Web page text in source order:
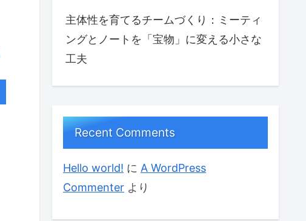
主体性を育てるチームづくり：ミーティ
ングとノートを「宝物」に変える小さな
工夫
Recent Comments
Hello world! に A WordPress
Commenter より